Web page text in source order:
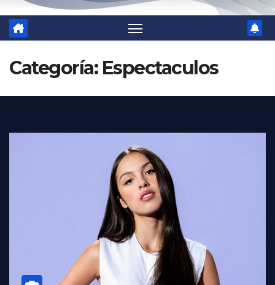
Categoría: Espectaculos